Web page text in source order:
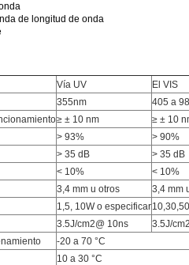
de longitud de onda
Vía UV El VIS
355nm 405 a
≥ ± 10 nm ≥ ± 10
> 93% > 90%
> 35 dB > 35 dB
< 10% < 10%
3,4 mm u otros 3,4 mm
1,5, 10W o especificar
3.5J/cm2@ 10ns 3.5J/
-20 a 70 °C
10 a 30 °C